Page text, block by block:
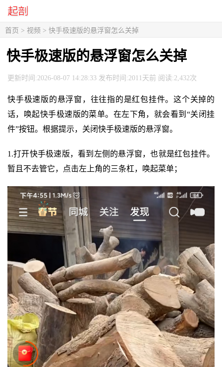
首页 > 视频 > 快手极速版的悬浮窗怎么关掉
快手极速版的悬浮窗怎么关掉
更新时间:2026-08-07 14:28:33 发布时间:2011天前 阅读:2,432次
快手极速版的悬浮窗，往往指的是红包挂件。这个关掉的
话，唤起快手极速版的菜单。在左下角，就会看到“关闭挂
件”按钮。根据提示，关闭快手极速版的悬浮窗。
1.打开快手极速版，看到左侧的悬浮窗，也就是红包挂件。
暂且不去管它，点击左上角的三条杠，唤起菜单；